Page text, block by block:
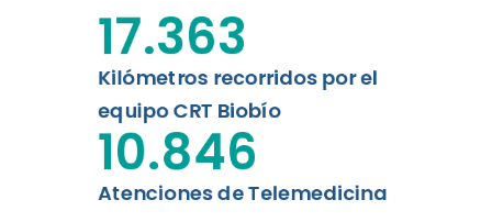
Kilómetros recorridos por el
equipo CRT Biobío
17.363
Atenciones de Telemedicina
10.846